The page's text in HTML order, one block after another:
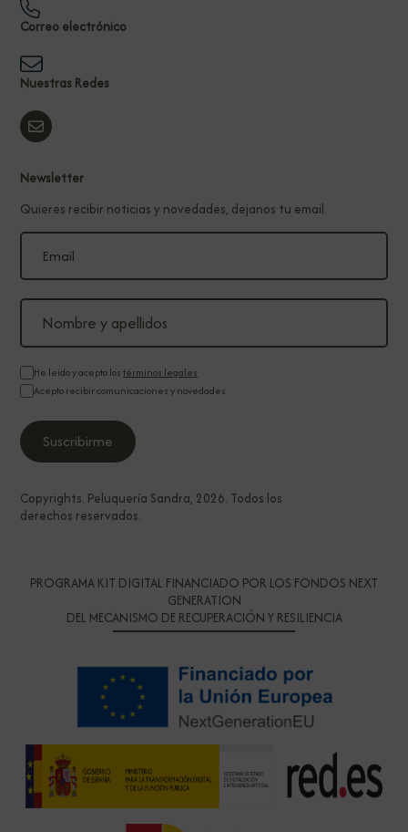
Correo electrónico
Nuestras Redes
Newsletter
Quieres recibir noticias y novedades, dejanos tu email.
He leído y acepto lostérminos legales
Acepto recibir comunicaciones y novedades
Copyrights. Peluquería Sandra, 2026. Todos los
derechos reservados.
PROGRAMA KIT DIGITAL FINANCIADO POR LOS FONDOS NEXT
GENERATION
DEL MECANISMO DE RECUPERACIÓN Y RESILIENCIA